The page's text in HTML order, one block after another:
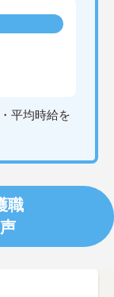
平均時給を
職